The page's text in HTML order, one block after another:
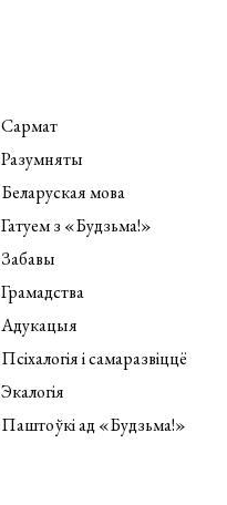
Сармат
Разумняты
Беларуская мова
Гатуем з «Будзьма!»
Забавы
Грамадства
Адукацыя
Псіхалогія і самаразвіццё
Экалогія
Паштоўкі ад «Будзьма!»